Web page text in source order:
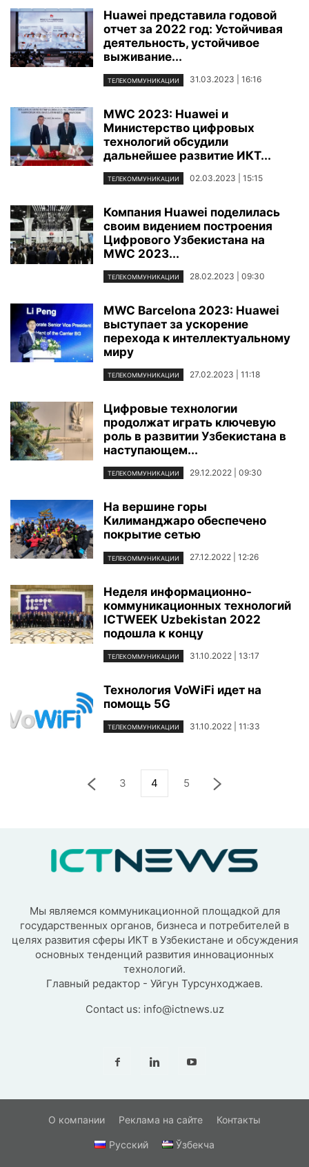
Huawei представила годовой
отчет за 2022 год: Устойчивая
деятельность, устойчивое
выживание...
ТЕЛЕКОММУНИКАЦИИ 31.03.2023 | 16:16
MWC 2023: Huawei и
Министерство цифровых
технологий обсудили
дальнейшее развитие ИКТ...
ТЕЛЕКОММУНИКАЦИИ 02.03.2023 | 15:15
Компания Huawei поделилась
своим видением построения
Цифрового Узбекистана на
MWC 2023...
ТЕЛЕКОММУНИКАЦИИ 28.02.2023 | 09:30
MWC Barcelona 2023: Huawei
выступает за ускорение
перехода к интеллектуальному
миру
ТЕЛЕКОММУНИКАЦИИ 27.02.2023 | 11:18
Цифровые технологии
продолжат играть ключевую
роль в развитии Узбекистана в
наступающем...
ТЕЛЕКОММУНИКАЦИИ 29.12.2022 | 09:30
На вершине горы
Килиманджаро обеспечено
покрытие сетью
ТЕЛЕКОММУНИКАЦИИ 27.12.2022 | 12:26
Неделя информационно-
коммуникационных технологий
ICTWEEK Uzbekistan 2022
подошла к концу
ТЕЛЕКОММУНИКАЦИИ 31.10.2022 | 13:17
Технология VoWiFi идет на
помощь 5G
ТЕЛЕКОММУНИКАЦИИ 31.10.2022 | 11:33
3 4 5
Мы являемся коммуникационной площадкой для
государственных органов, бизнеса и потребителей в
целях развития сферы ИКТ в Узбекистане и обсуждения
основных тенденций развития инновационных
технологий.
Главный редактор - Уйгун Турсунходжаев.
Contact us: info@ictnews.uz
О компании Реклама на сайте Контакты
Русский Ўзбекча